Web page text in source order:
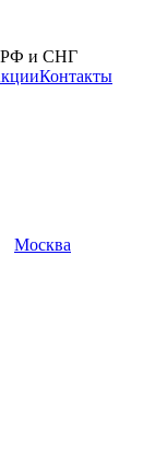
РФ и СНГ
Контакты
Москва